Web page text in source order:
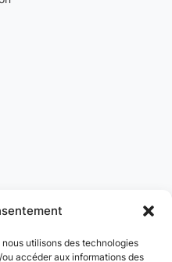
utilisons des technologies
accéder aux informations des
Bezons, France